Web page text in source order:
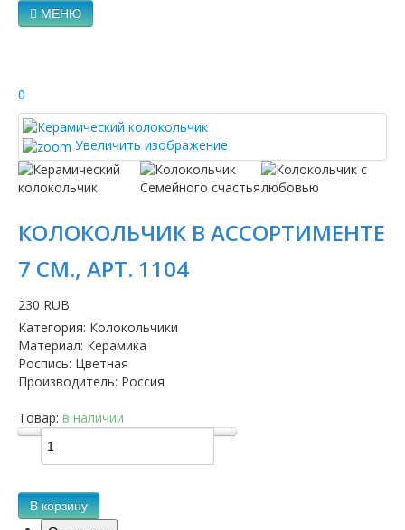
МЕНЮ
0
Увеличить изображение
КОЛОКОЛЬЧИК В АССОРТИМЕНТЕ
7 СМ., АРТ. 1104
230 RUB
Категория: Колокольчики
Материал: Керамика
Роспись: Цветная
Производитель: Россия
Товар: в наличии
В корзину